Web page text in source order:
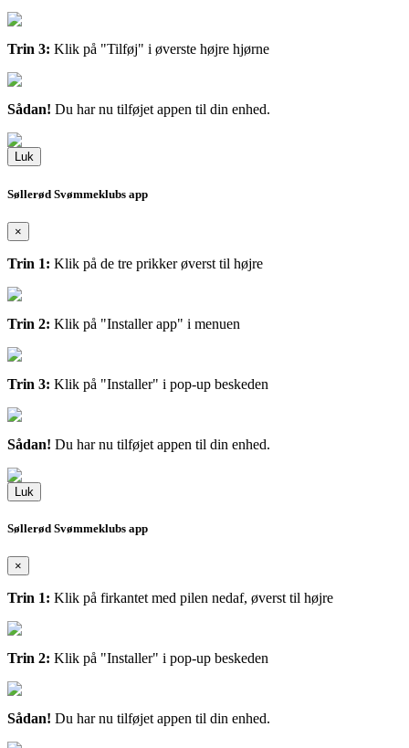
Trin 3: Klik på "Tilføj" i øverste højre hjørne
Sådan! Du har nu tilføjet appen til din enhed.
Luk
Søllerød Svømmeklubs app
×
Trin 1: Klik på de tre prikker øverst til højre
Trin 2: Klik på "Installer app" i menuen
Trin 3: Klik på "Installer" i pop-up beskeden
Sådan! Du har nu tilføjet appen til din enhed.
Luk
Søllerød Svømmeklubs app
×
Trin 1: Klik på firkantet med pilen nedaf, øverst til højre
Trin 2: Klik på "Installer" i pop-up beskeden
Sådan! Du har nu tilføjet appen til din enhed.